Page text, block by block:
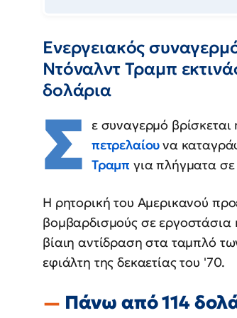
Ενεργειακός
Ντόναλντ Τραμπ
δολάρια
Σ ε συναγερμό βρίσκεται
πετρελαίουνα
Τραμπ για πλήγματα σε
Η ρητορική του Αμερικανού
βομβαρδισμούς σε εργοστάσια
βίαιη αντίδραση στα ταμπλό
εφιάλτη της δεκαετίας του '70.
Πάνω από 114